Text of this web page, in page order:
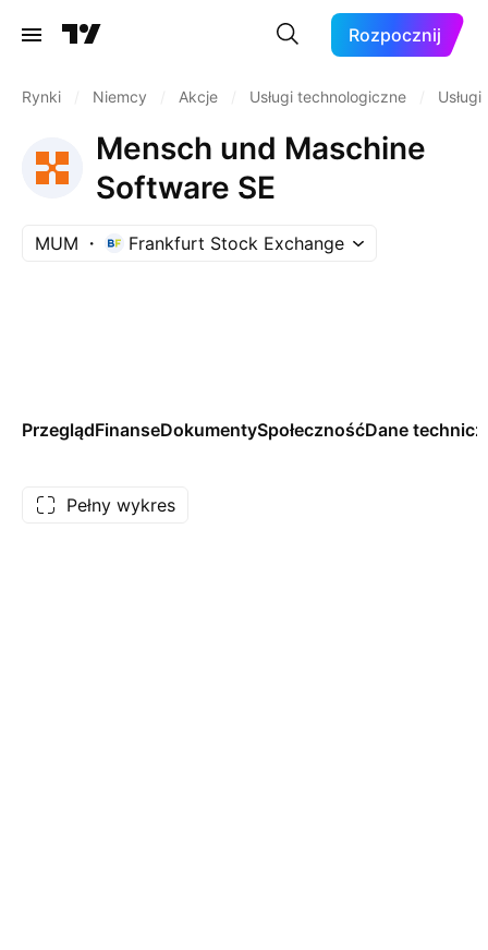
Rozpocznij
Rynki Niemcy Akcje Usługi technologiczne
Mensch und Maschine
Software SE
MUM Frankfurt Stock Exchange
PrzeglądFinanseDokumentySpołecznośćDane
Pełny wykres